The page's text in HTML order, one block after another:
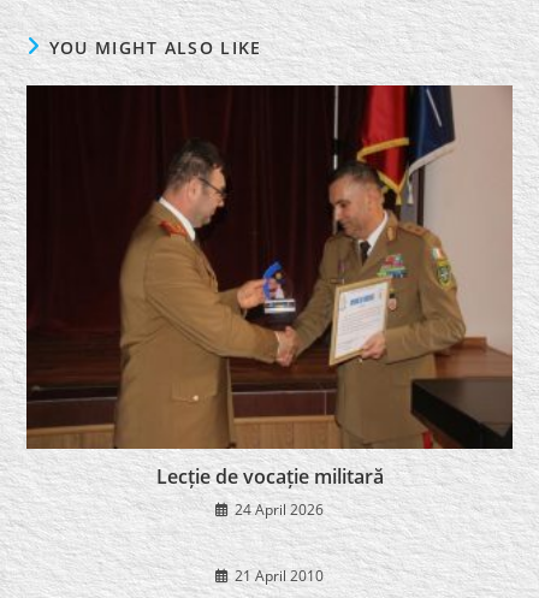
YOU MIGHT ALSO LIKE
Lecție de vocație militară
24 April 2026
21 April 2010